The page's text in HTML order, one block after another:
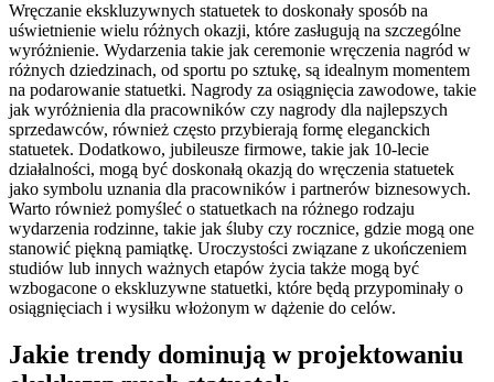
Wręczanie ekskluzywnych statuetek to doskonały sposób na
uświetnienie wielu różnych okazji, które zasługują na szczególne
wyróżnienie. Wydarzenia takie jak ceremonie wręczenia nagród w
różnych dziedzinach, od sportu po sztukę, są idealnym momentem
na podarowanie statuetki. Nagrody za osiągnięcia zawodowe, takie
jak wyróżnienia dla pracowników czy nagrody dla najlepszych
sprzedawców, również często przybierają formę eleganckich
statuetek. Dodatkowo, jubileusze firmowe, takie jak 10-lecie
działalności, mogą być doskonałą okazją do wręczenia statuetek
jako symbolu uznania dla pracowników i partnerów biznesowych.
Warto również pomyśleć o statuetkach na różnego rodzaju
wydarzenia rodzinne, takie jak śluby czy rocznice, gdzie mogą one
stanowić piękną pamiątkę. Uroczystości związane z ukończeniem
studiów lub innych ważnych etapów życia także mogą być
wzbogacone o ekskluzywne statuetki, które będą przypominały o
osiągnięciach i wysiłku włożonym w dążenie do celów.
Jakie trendy dominują w projektowaniu